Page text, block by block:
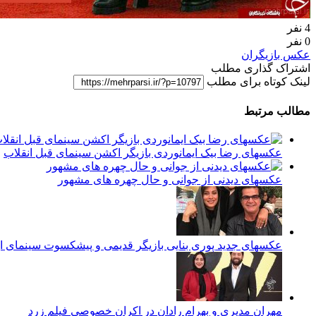
4 نفر
0 نفر
عکس بازیگران
اشتراک گذاری مطلب
لینک کوتاه برای مطلب
مطالب مرتبط
عکسهای رضا بیک ایمانوردی بازیگر اکشن سینمای قبل انقلاب
عکسهای دیدنی از جوانی و حال چهره های مشهور
عکسهای جدید پوری بنایی بازیگر قدیمی و پیشکسوت سینمای
مهران مدیری و بهرام رادان در اكران خصوصي فيلم زرد